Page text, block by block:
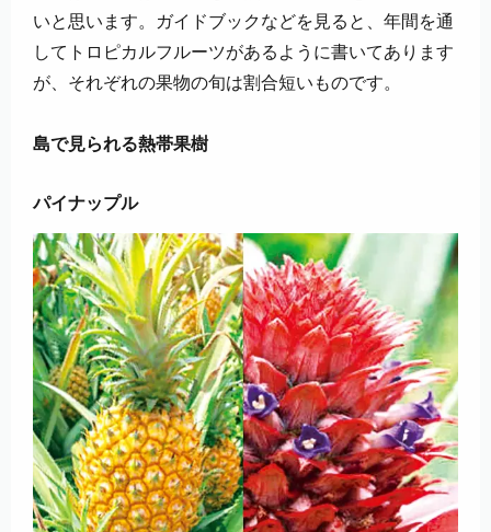
いと思います。ガイドブックなどを見ると、年間を通
してトロピカルフルーツがあるように書いてあります
が、それぞれの果物の旬は割合短いものです。
島で見られる熱帯果樹
パイナップル